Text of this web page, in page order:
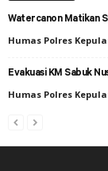
Watercanon Matikan
Humas Polres
Evakuasi KM Sabuk
Humas Polres